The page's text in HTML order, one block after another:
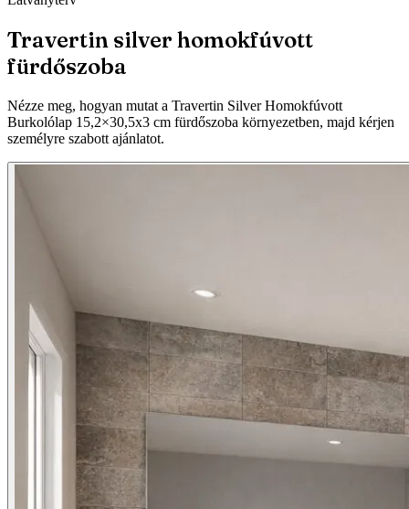
Travertin silver homokfúvott
fürdőszoba
Nézze meg, hogyan mutat a Travertin Silver Homokfúvott
Burkolólap 15,2×30,5x3 cm fürdőszoba környezetben, majd kérjen
személyre szabott ajánlatot.